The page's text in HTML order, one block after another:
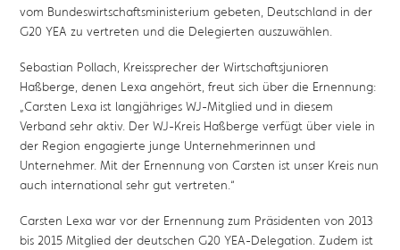
vom Bundeswirtschaftsministerium gebeten, Deutschland in der
G20 YEA zu vertreten und die Delegierten auszuwählen.
Sebastian Pollach, Kreissprecher der Wirtschaftsjunioren
Haßberge, denen Lexa angehört, freut sich über die Ernennung:
„Carsten Lexa ist langjähriges WJ-Mitglied und in diesem
Verband sehr aktiv. Der WJ-Kreis Haßberge verfügt über viele in
der Region engagierte junge Unternehmerinnen und
Unternehmer. Mit der Ernennung von Carsten ist unser Kreis nun
auch international sehr gut vertreten.“
Carsten Lexa war vor der Ernennung zum Präsidenten von 2013
bis 2015 Mitglied der deutschen G20 YEA-Delegation. Zudem ist